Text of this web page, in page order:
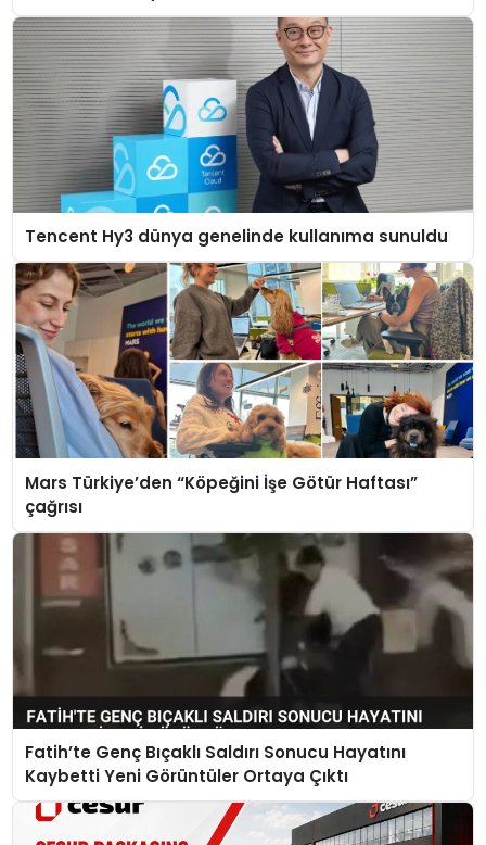
Tencent Hy3 dünya genelinde kullanıma sunuldu
Mars Türkiye’den “Köpeğini İşe Götür Haftası”
çağrısı
Fatih’te Genç Bıçaklı Saldırı Sonucu Hayatını
Kaybetti Yeni Görüntüler Ortaya Çıktı